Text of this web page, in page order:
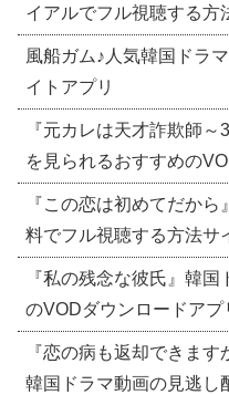
イアルでフル視聴する方
風船ガム♪人気韓国ドラ
イトアプリ
『元カレは天才詐欺師
を見られるおすすめの
『この恋は初めてだか
料でフル視聴する方法サ
『私の残念な彼氏』韓
のVODダウンロードアプ
『恋の病も返却できま
韓国ドラマ動画の見逃し